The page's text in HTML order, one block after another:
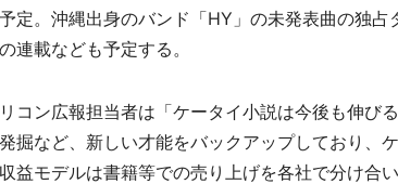
定。沖縄出身のバンド「HY」の未発表曲の独占
連載なども予定する。
コン広報担当者は「ケータイ小説は今後も伸び
掘など、新しい才能をバックアップしており、
益モデルは書籍等での売り上げを各社で分け合